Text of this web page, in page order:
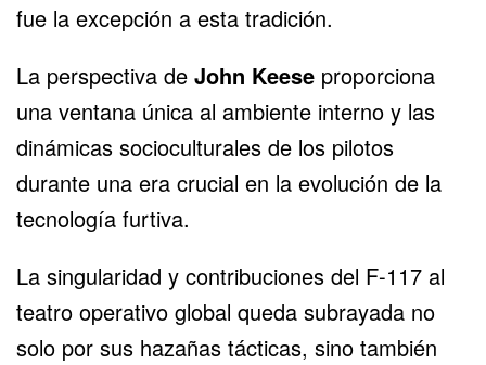
fue la excepción a esta tradición.
La perspectiva de John Keese proporciona
una ventana única al ambiente interno y las
dinámicas socioculturales de los pilotos
durante una era crucial en la evolución de la
tecnología furtiva.
La singularidad y contribuciones del F-117 al
teatro operativo global queda subrayada no
solo por sus hazañas tácticas, sino también